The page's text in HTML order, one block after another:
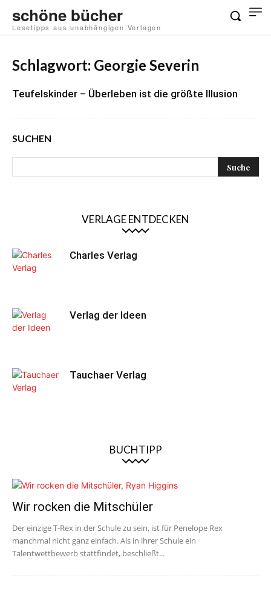
schöne bücher
Lesetipps aus unabhängigen Verlagen
Schlagwort: Georgie Severin
Teufelskinder – Überleben ist die größte Illusion
SUCHEN
VERLAGE ENTDECKEN
Charles Verlag
Verlag der Ideen
Tauchaer Verlag
BUCHTIPP
Wir rocken die Mitschüler
Der einzige T-Rex in der Schule zu sein, ist für Penelope Rex
manchmal nicht ganz einfach. Als in ihrer Schule ein
Talentwettbewerb stattfindet, beschließt...